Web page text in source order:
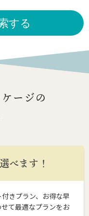
する
ージの
べます！
きプラン、お得な早
て最適なプランをお